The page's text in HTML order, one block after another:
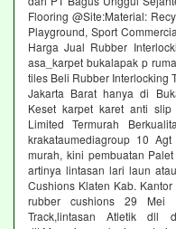
Flooring @Site:Material:
Playground, Sport
Harga Jual Rubber
asa_karpet bukalapak p
tiles Beli Rubber Interlocking
Jakarta Barat hanya di
Keset karpet karet anti
Limited Termurah
krakataumediagroup 10
murah, kini pembuatan
artinya lintasan lari laun
Cushions Klaten Kab.
rubber cushions 29 Mei
Track,lintasan Atletik dll